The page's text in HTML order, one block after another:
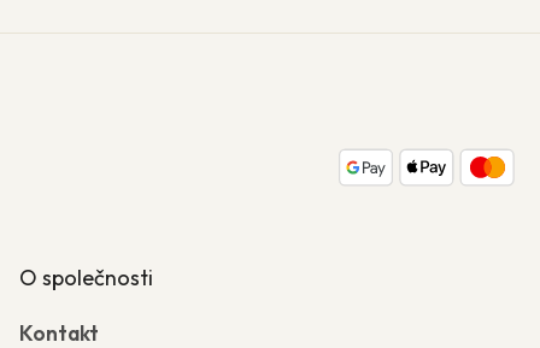
O společnosti
Kontakt